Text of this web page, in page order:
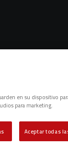
en su dispositivo
para marketing.
Aceptar todas